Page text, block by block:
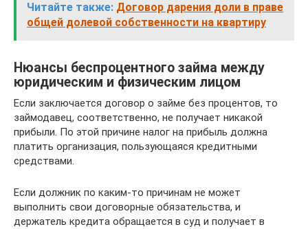
Читайте также: Договор дарения доли в праве
общей долевой собственности на квартиру
Нюансы беспроцентного займа между
юридическим и физическим лицом
Если заключается договор о займе без процентов, то
займодавец, соответственно, не получает никакой
прибыли. По этой причине налог на прибыль должна
платить организация, пользующаяся кредитными
средствами.
Если должник по каким-то причинам не может
выполнить свои договорные обязательства, и
держатель кредита обращается в суд и получает в